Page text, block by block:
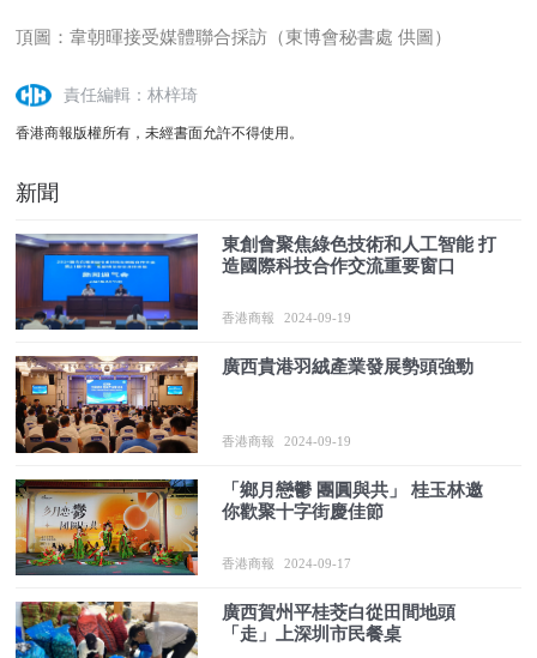
頂圖：韋朝暉接受媒體聯合採訪（東博會秘書處 供圖）
責任編輯：林梓琦
香港商報版權所有，未經書面允許不得使用。
新聞
東創會聚焦綠色技術和人工智能 打
造國際科技合作交流重要窗口
香港商報 2024-09-19
廣西貴港羽絨產業發展勢頭強勁
香港商報 2024-09-19
「鄉月戀鬱 團圓與共」 桂玉林邀
你歡聚十字街慶佳節
香港商報 2024-09-17
廣西賀州平桂茭白從田間地頭
「走」上深圳市民餐桌